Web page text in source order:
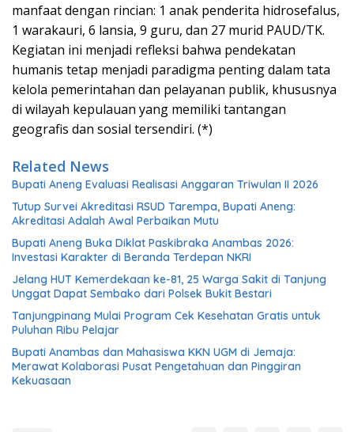
manfaat dengan rincian: 1 anak penderita hidrosefalus,
1 warakauri, 6 lansia, 9 guru, dan 27 murid PAUD/TK.
Kegiatan ini menjadi refleksi bahwa pendekatan
humanis tetap menjadi paradigma penting dalam tata
kelola pemerintahan dan pelayanan publik, khususnya
di wilayah kepulauan yang memiliki tantangan
geografis dan sosial tersendiri. (*)
Related News
Bupati Aneng Evaluasi Realisasi Anggaran Triwulan II 2026
Tutup Survei Akreditasi RSUD Tarempa, Bupati Aneng:
Akreditasi Adalah Awal Perbaikan Mutu
Bupati Aneng Buka Diklat Paskibraka Anambas 2026:
Investasi Karakter di Beranda Terdepan NKRI
Jelang HUT Kemerdekaan ke-81, 25 Warga Sakit di Tanjung
Unggat Dapat Sembako dari Polsek Bukit Bestari
Tanjungpinang Mulai Program Cek Kesehatan Gratis untuk
Puluhan Ribu Pelajar
Bupati Anambas dan Mahasiswa KKN UGM di Jemaja:
Merawat Kolaborasi Pusat Pengetahuan dan Pinggiran
Kekuasaan